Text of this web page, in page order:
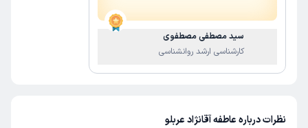
سید مصطفی مصطفوی
کارشناسی ارشد روانشناسی
نظرات درباره عاطفه آقانژاد عربلو